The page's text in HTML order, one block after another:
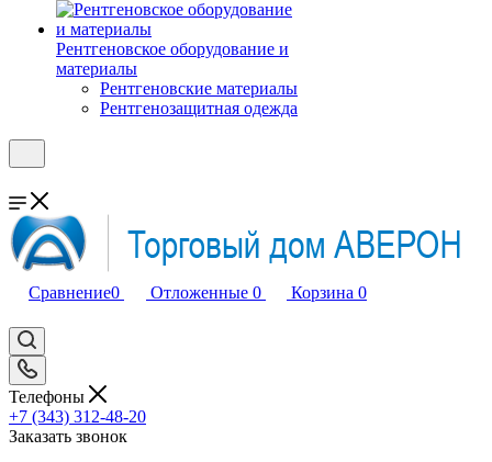
Рентгеновское оборудование и
материалы
Рентгеновские материалы
Рентгенозащитная одежда
Сравнение0 Отложенные 0 Корзина 0
Телефоны
+7 (343) 312-48-20
Заказать звонок